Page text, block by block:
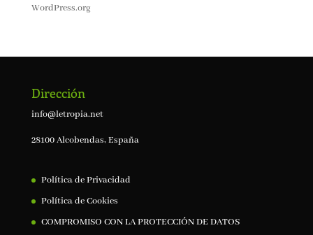
WordPress.org
Dirección
info@letropia.net
28100 Alcobendas, España
Política de Privacidad
Política de Cookies
COMPROMISO CON LA PROTECCIÓN DE DATOS